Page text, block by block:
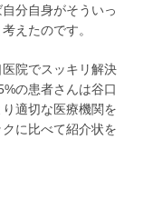
分自身がそういっ
えたのです。
院でスッキリ解決
の患者さんは谷口
適切な医療機関を
に比べて紹介状を